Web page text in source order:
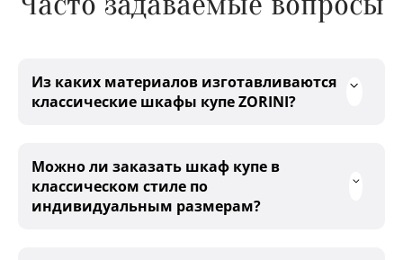
Из каких материалов изготавливаются
классические шкафы купе ZORINI?
Можно ли заказать шкаф купе в
классическом стиле по
индивидуальным размерам?